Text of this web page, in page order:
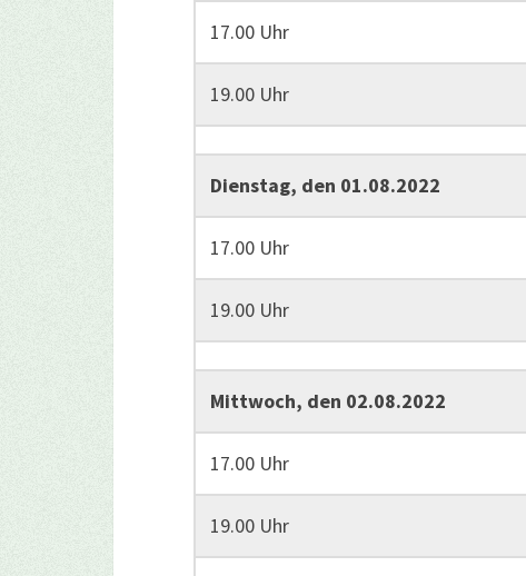
17.00 Uhr
19.00 Uhr
Dienstag, den 01.08.2022
17.00 Uhr
19.00 Uhr
Mittwoch, den 02.08.2022
17.00 Uhr
19.00 Uhr